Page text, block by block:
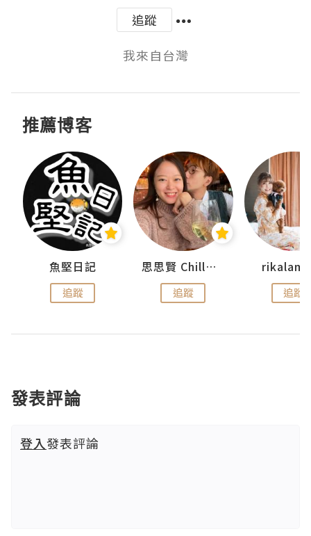
追蹤
我來自台灣
推薦博客
魚堅日記
追蹤
思思賢 ChillMyBabe
追蹤 追蹤
發表評論
登入發表評論